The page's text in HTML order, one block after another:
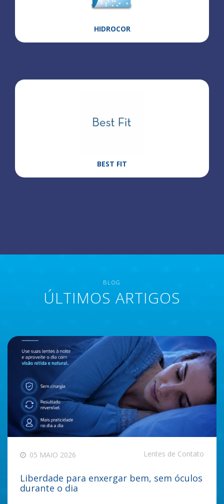
HIDROCOR
BEST FIT
BLOG
ÚLTIMOS ARTIGOS
05 MAIO 2026 Lentes de Contato
Liberdade para enxergar bem, sem óculos
durante o dia